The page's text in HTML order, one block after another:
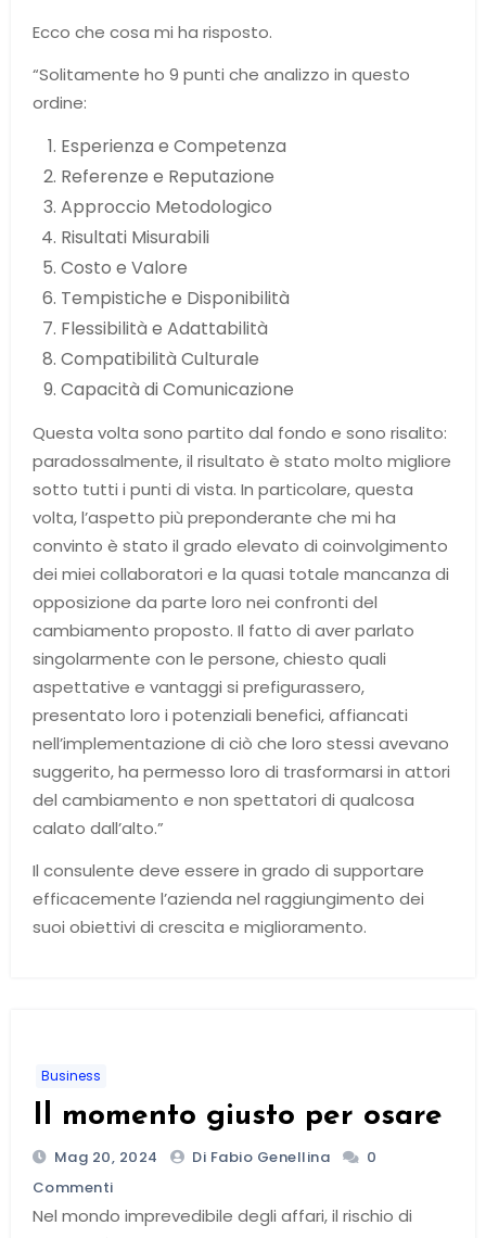
Ecco che cosa mi ha risposto.
“Solitamente ho 9 punti che analizzo in questo
ordine:
Esperienza e Competenza
Referenze e Reputazione
Approccio Metodologico
Risultati Misurabili
Costo e Valore
Tempistiche e Disponibilità
Flessibilità e Adattabilità
Compatibilità Culturale
Capacità di Comunicazione
Questa volta sono partito dal fondo e sono risalito:
paradossalmente, il risultato è stato molto migliore
sotto tutti i punti di vista. In particolare, questa
volta, l’aspetto più preponderante che mi ha
convinto è stato il grado elevato di coinvolgimento
dei miei collaboratori e la quasi totale mancanza di
opposizione da parte loro nei confronti del
cambiamento proposto. Il fatto di aver parlato
singolarmente con le persone, chiesto quali
aspettative e vantaggi si prefigurassero,
presentato loro i potenziali benefici, affiancati
nell’implementazione di ciò che loro stessi avevano
suggerito, ha permesso loro di trasformarsi in attori
del cambiamento e non spettatori di qualcosa
calato dall’alto.”
Il consulente deve essere in grado di supportare
efficacemente l’azienda nel raggiungimento dei
suoi obiettivi di crescita e miglioramento.
Business
Il momento giusto per osare
Mag 20, 2024 Di Fabio Genellina
0
Commenti
Nel mondo imprevedibile degli affari, il rischio di